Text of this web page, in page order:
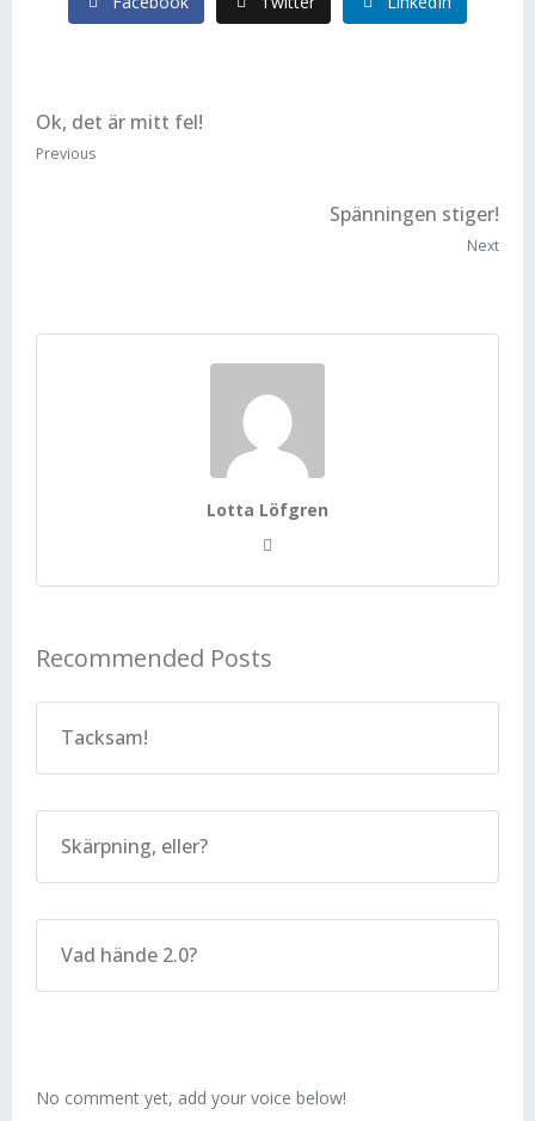
Ok, det är mitt fel!
Previous
Spänningen stiger!
Next
Lotta Löfgren
Recommended Posts
Tacksam!
Skärpning, eller?
Vad hände 2.0?
No comment yet, add your voice below!